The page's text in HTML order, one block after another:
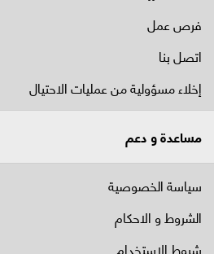
فرص عمل
اتصل بنا
إخلاء مسؤولية من عمليات الاحتيال
مساعدة و دعم
سياسة الخصوصية
الشروط و الاحكام
شروط الاستخدام